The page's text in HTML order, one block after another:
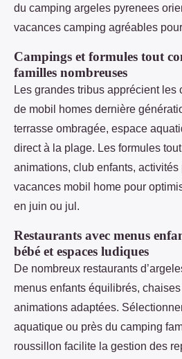
du camping argeles pyrenees
vacances camping agréables
Campings et formules tout
familles nombreuses
Les grandes tribus apprécient
de mobil homes dernière
terrasse ombragée, espace
direct à la plage. Les formules
animations, club enfants,
vacances mobil home pour
en juin ou jul.
Restaurants avec menus
bébé et espaces ludiques
De nombreux restaurants
menus enfants équilibrés,
animations adaptées.
aquatique ou près du camping
roussillon facilite la gestion des